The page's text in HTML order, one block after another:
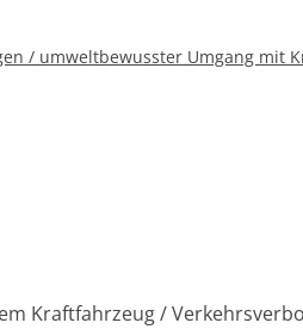
/ umweltbewusster Umgang mit
Kraftfahrzeug /